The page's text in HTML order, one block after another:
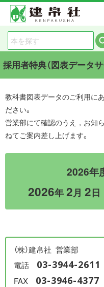
採用者特典（図表データサ
教科書図表データのご利用に
ださい。
営業部にて確認のうえ，お知
ねてご案内差し上げます。
2026年
2026年2月 2日
（株）建帛社 営業部
電話 03-3944-2611
FAX 03-3946-4377